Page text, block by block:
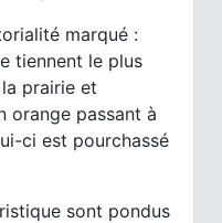
marqué :
tiennent le plus
prairie et
orange passant à
ci est pourchassé
sont pondus